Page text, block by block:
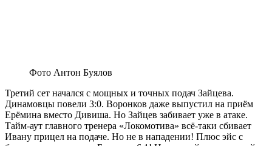
Фото Антон Буялов
Третий сет начался с мощных и точных подач Зайцева.
Динамовцы повели 3:0. Воронков даже выпустил на приём
Ерёмина вместо Дивиша. Но Зайцев забивает уже в атаке.
Тайм-аут главного тренера «Локомотива» всё-таки сбивает
Ивану прицел на подаче. Но не в нападении! Плюс эйс с